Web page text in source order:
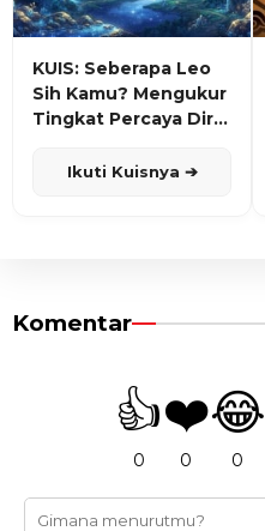
KUIS: Seberapa Leo
Sih Kamu? Mengukur
Tingkat Percaya Diri
Ikuti Kuisnya ➔
Komentar
👍
0
❤️
0
😂
0